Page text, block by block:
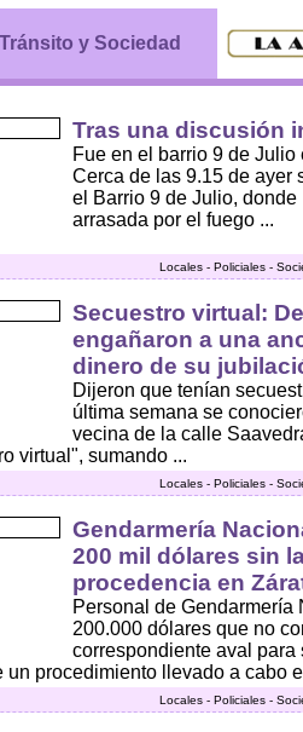
y Sociedad
Tras una discusión
Fue en el barrio 9 de Julio
Cerca de las 9.15 de ayer
el Barrio 9 de Julio,
arrasada por el fuego ...
Locales - Policiales -
Secuestro virtual:
engañaron a una
dinero de su
Dijeron que tenían
última semana se
vecina de la calle
virtual", sumando ...
Locales - Policiales -
Gendarmería
200 mil dólares sin
procedencia en
Personal de Gendarmería
200.000 dólares que no
correspondiente aval para
un procedimiento llevado a cabo
Locales - Policiales -